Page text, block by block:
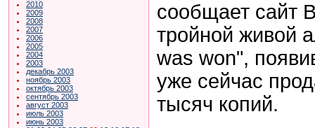
2010
2009
2008
2007
2006
2005
2004
2003
декабрь 2003
ноябрь 2003
октябрь 2003
сентябрь 2003
август 2003
июль 2003
июнь 2003
сообщает сайт
тройной живой
was won",
уже сейчас
тысяч копий.